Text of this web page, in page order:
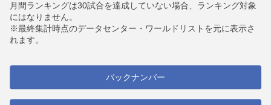
月間ランキングは30試合を達成していない場合、ランキング対象
にはなりません。
※最終集計時点のデータセンター・ワールドリストを元に表示さ
れます。
バックナンバー